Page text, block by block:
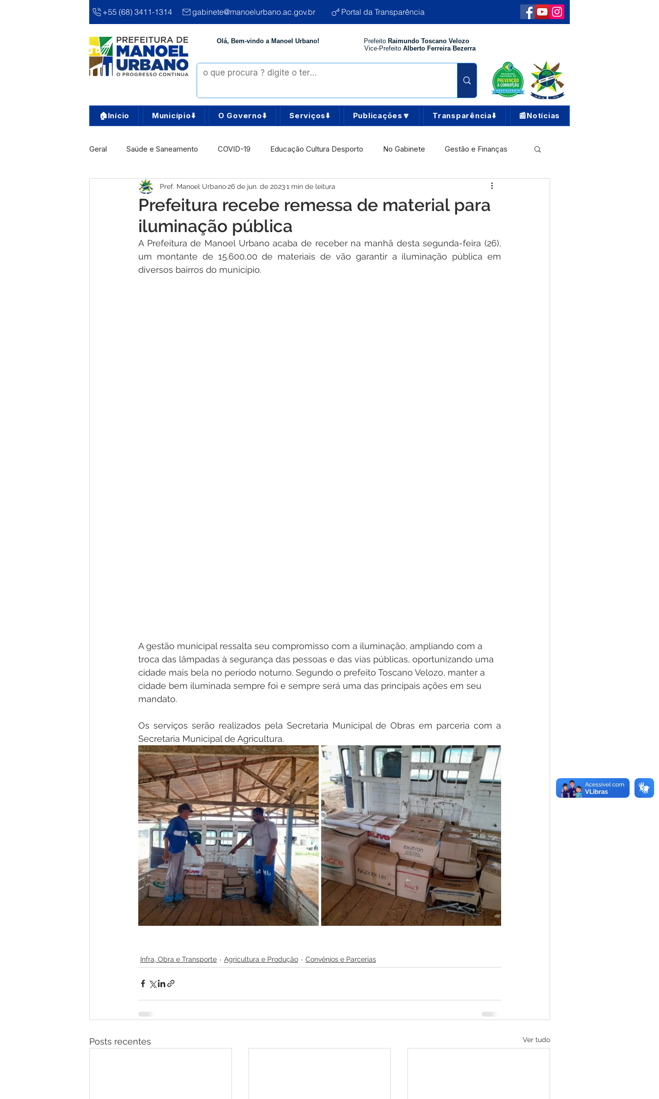
+55 (68) 3411-1314 gabinete@manoelurbano.ac.gov.br Portal da Transparência
Olá, Bem-vindo a Manoel Urbano! Prefeito Raimundo Toscano Velozo
Vice-Prefeito Alberto Ferreira Bezerra
🏠Início Município⬇️ O Governo⬇️ Serviços⬇️ Publicações🔽 Transparência⬇️ 📰Notícias
Geral Saúde e Saneamento COVID-19 Educação Cultura Desporto No Gabinete Gestão e Finanças
Infra, Obra e Transporte Assistência Social Comunidade Meio Ambiente
Comunicado Institucional e Governo
Nota de Pesar Dengue Vacinômetro
Prefeitura recebe remessa de material para
iluminação pública
Pref. Manoel Urbano26 de jun. de 20231 min de leitura
A Prefeitura de Manoel Urbano acaba de receber na manhã desta segunda-feira (26),
um montante de 15.600,00 de materiais de vão garantir a iluminação pública em
diversos bairros do município.
A gestão municipal ressalta seu compromisso com a iluminação, ampliando com a
troca das lâmpadas à segurança das pessoas e das vias públicas, oportunizando uma
cidade mais bela no período noturno. Segundo o prefeito Toscano Velozo, manter a
cidade bem iluminada sempre foi e sempre será uma das principais ações em seu
mandato.
Os serviços serão realizados pela Secretaria Municipal de Obras em parceria com a
Secretaria Municipal de Agricultura.
Infra, Obra e Transporte Agricultura e Produção Convênios e Parcerias
Posts recentes Ver tudo